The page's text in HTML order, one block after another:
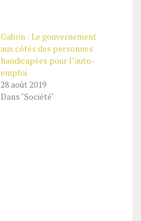
Gabon : Le gouvernement
aux côtés des personnes
handicapées pour l’auto-
emploi
28 août 2019
Dans "Société"